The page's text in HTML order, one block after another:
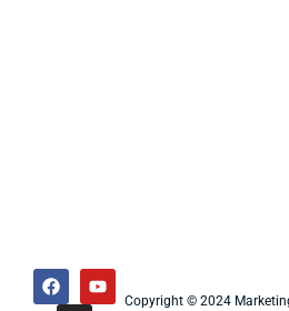
Copyright © 2024